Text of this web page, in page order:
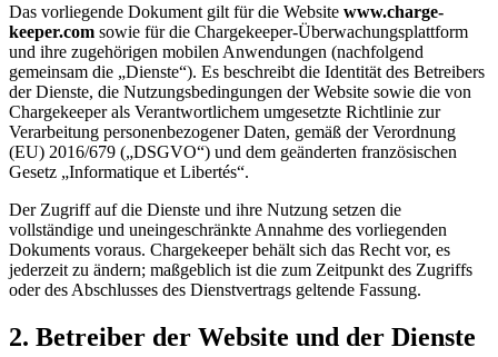
Das vorliegende Dokument gilt für die Website www.charge-
keeper.com sowie für die Chargekeeper-Überwachungsplattform
und ihre zugehörigen mobilen Anwendungen (nachfolgend
gemeinsam die „Dienste“). Es beschreibt die Identität des Betreibers
der Dienste, die Nutzungsbedingungen der Website sowie die von
Chargekeeper als Verantwortlichem umgesetzte Richtlinie zur
Verarbeitung personenbezogener Daten, gemäß der Verordnung
(EU) 2016/679 („DSGVO“) und dem geänderten französischen
Gesetz „Informatique et Libertés“.
Der Zugriff auf die Dienste und ihre Nutzung setzen die
vollständige und uneingeschränkte Annahme des vorliegenden
Dokuments voraus. Chargekeeper behält sich das Recht vor, es
jederzeit zu ändern; maßgeblich ist die zum Zeitpunkt des Zugriffs
oder des Abschlusses des Dienstvertrags geltende Fassung.
2. Betreiber der Website und der Dienste